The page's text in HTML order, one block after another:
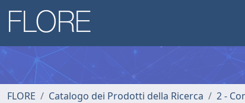
FLORE Catalogo dei Prodotti della Ricerca 2 -